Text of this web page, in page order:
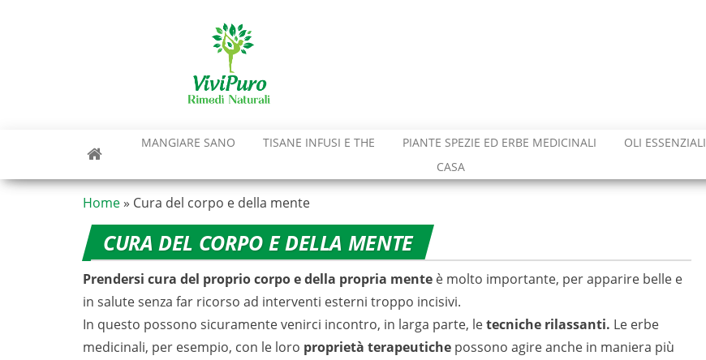
MANGIARE SANO TISANE INFUSI E THE PIANTE SPEZIE ED ERBE MEDICINALI OLI ESSENZIALI
CASA
Home » Cura del corpo e della mente
CURA DEL CORPO E DELLA MENTE
Prendersi cura del proprio corpo e della propria mente è molto importante, per apparire belle e
in salute senza far ricorso ad interventi esterni troppo incisivi.
In questo possono sicuramente venirci incontro, in larga parte, letecniche rilassanti. Le erbe
medicinali, per esempio, con le loro proprietà terapeutiche possono agire anche in maniera più